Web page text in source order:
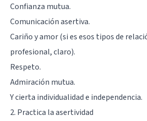
Confianza mutua.
Comunicación asertiva.
Cariño y amor (si es esos tipos de
profesional, claro).
Respeto.
Admiración mutua.
Y cierta individualidad e independencia.
2. Practica la asertividad